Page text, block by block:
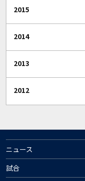
2015
2014
2013
2012
ニュース
試合